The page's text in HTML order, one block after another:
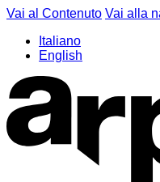
Vai al Contenuto Vai alla
Italiano
English